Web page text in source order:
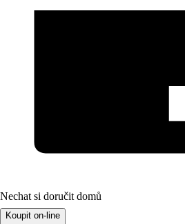
Nechat si doručit domů
Koupit on-line